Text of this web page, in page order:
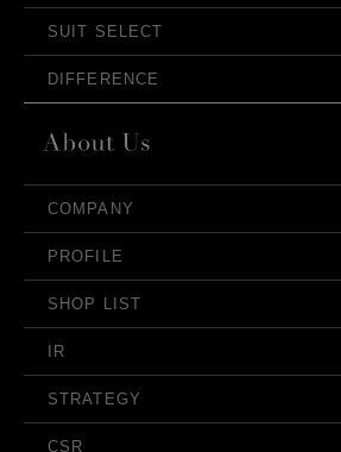
SUIT SELECT
DIFFERENCE
COMPANY
PROFILE
SHOP LIST
IR
STRATEGY
CSR